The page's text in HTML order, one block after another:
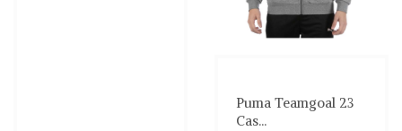
Puma Teamgoal 23
Cas...